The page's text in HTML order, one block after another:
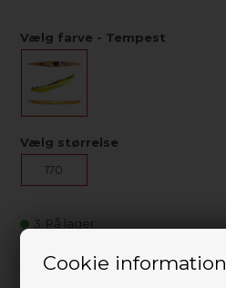
Cookie information
Vælg farve - Tempest
Vælg størrelse
170
3 På lager
8.999,00
16.999,00